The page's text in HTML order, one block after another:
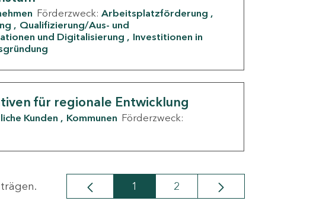
Förderzweck: Arbeitsplatzförderung
Qualifizierung/Aus- und
und Digitalisierung
Investitionen in
für regionale Entwicklung
Kunden Kommunen Förderzweck:
Seite
1 Seite
2